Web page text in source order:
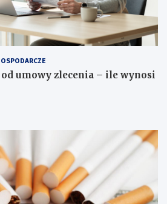
umowy zlecenia – ile wynosi